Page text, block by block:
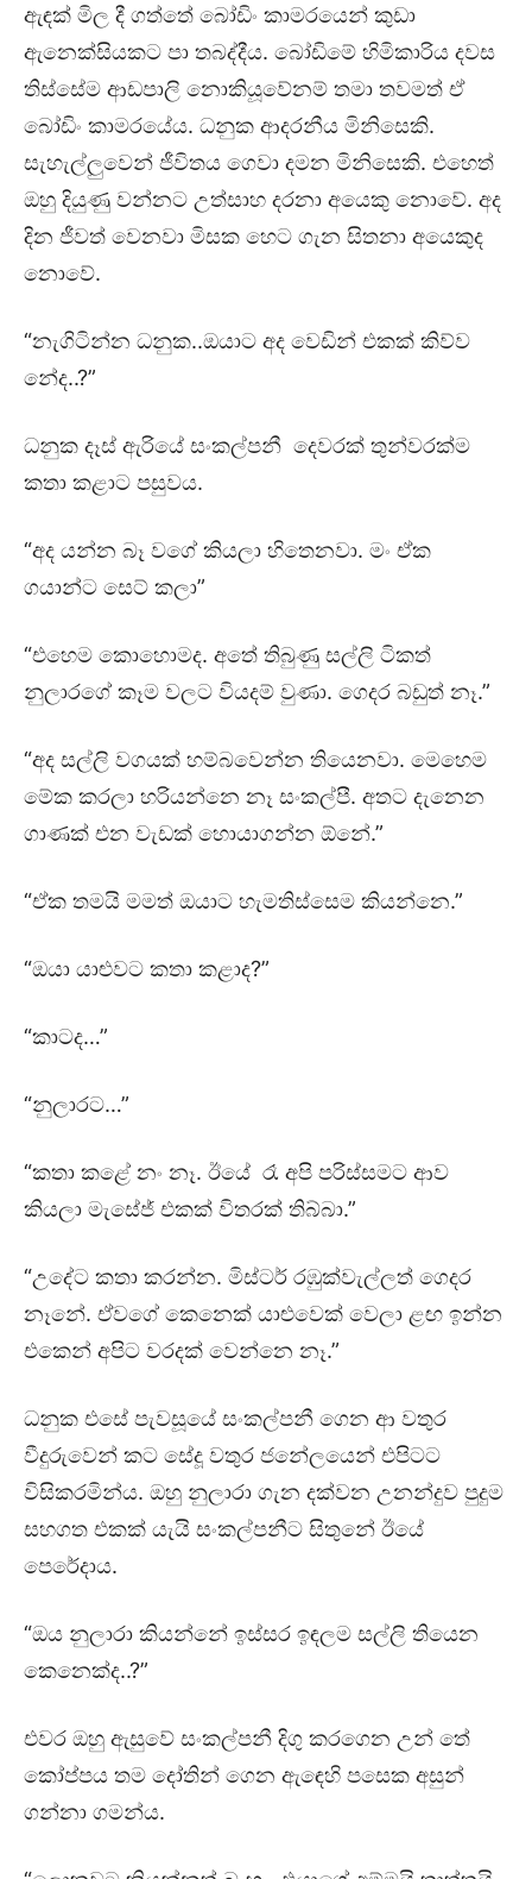
ඇඳක් මිල දී ගත්තේ බෝඩිං කාමරයෙන් කුඩා
ඇනෙක්සියකට පා තබද්දීය. බෝඩිමේ හිමිකාරිය දවස
තිස්සේම ආඩපාලි නොකියූවේනම් තමා තවමත් ඒ
බෝඩිං කාමරයේය. ධනුක ආදරනීය මිනිසෙකි.
සැහැල්ලුවෙන් ජීවිතය ගෙවා දමන මිනිසෙකි. එහෙත්
ඔහු දියුණු වන්නට උත්සාහ දරනා අයෙකු නොවේ. අද
දින ජීවත් ⁣වෙනවා මිසක හෙට ගැන සිතනා අයෙකුද
නොවේ.
“නැගිටින්න ධනුක..ඔයාට අද වෙඩින් එකක් කිව්ව
නේද..?”
ධනුක දෑස් ඇරියේ සංකල්පනී දෙවරක් තුන්වරක්ම
කතා කළාට පසුවය.
“අද යන්න බෑ වගේ කියලා හිතෙනවා. මං ඒක
ගයාන්ට සෙට් කලා”
“එහෙම කොහොමද. අතේ තිබුණු සල්ලි ටිකත්
නුලාරගේ කෑම වලට වියදම් වුණා. ගෙදර බඩුත් නෑ.”
“අද සල්ලි වගයක් හම්බවෙන්න තියෙනවා. මෙහෙම
මේක කරලා හරියන්නෙ නෑ සංකල්පී. අතට දැනෙන
ගාණක් එන වැඩක් හොයාගන්න ඕනේ.”
“ඒක තමයි මමත් ඔයාට හැමතිස්සෙම කියන්නෙ.”
“ඔයා යාළුවට කතා කළාද?”
“කාටද…”
“නුලාරට…”
“කතා කළේ නං නෑ. ඊයේ රෑ අපි පරිස්සමට ආව
කියලා මැසේජ් එකක් විතරක් තිබ්බා.”
“උදේට කතා කරන්න. මිස්ටර් රඹුක්වැල්ලත් ගෙදර
නෑනේ. ඒවගේ කෙනෙක් යාළුවෙක් වෙලා ළඟ ඉන්න
එකෙන් අපිට වරදක් වෙන්නෙ නෑ.”
ධනුක එසේ පැවසූයේ සංකල්පනී ගෙන ආ වතුර
වීදුරුවෙන් කට සේදූ වතුර ජනේලයෙන් එපිටට
විසිකරමින්ය. ඔහු නුලාරා ගැන දක්වන උනන්දුව පුදුම
සහගත එකක් යැයි සංකල්පනීට සිතුනේ ඊයේ
පෙරේදාය.
“ඔය නුලාරා කියන්නේ ඉස්සර ඉඳලම සල්ලි තියෙන
කෙනෙක්ද..?”
එවර ඔහු ඇසුවේ සංකල්පනී දිගු කරගෙන උන් තේ
කෝප්පය තම දෝතින් ගෙන ඇඳෙහි පසෙක අසුන්
ගන්නා ගමන්ය.